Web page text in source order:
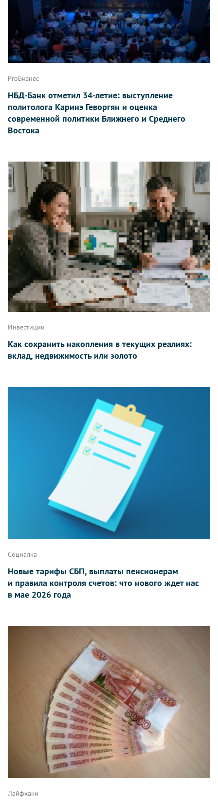
ProБизнес
НБД-Банк отметил 34-летие: выступление
политолога Каринэ Геворгян и оценка
современной политики Ближнего и Среднего
Востока
Инвестиции
Как сохранить накопления в текущих реалиях:
вклад, недвижимость или золото
Социалка
Новые тарифы СБП, выплаты пенсионерам
и правила контроля счетов: что нового ждет нас
в мае 2026 года
Лайфхаки